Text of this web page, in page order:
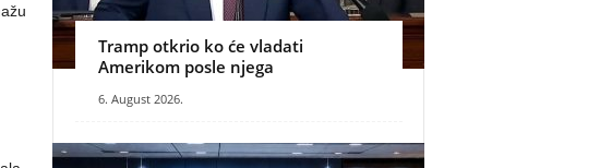
Tramp otkrio ko će vladati
Amerikom posle njega
6. August 2026.